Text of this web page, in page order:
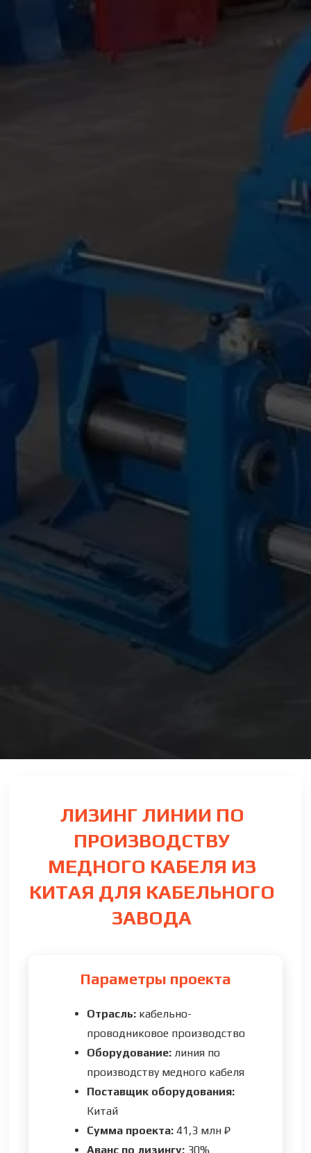
ЛИЗИНГ ЛИНИИ ПО
ПРОИЗВОДСТВУ
МЕДНОГО КАБЕЛЯ ИЗ
КИТАЯ ДЛЯ КАБЕЛЬНОГО
ЗАВОДА
Параметры проекта
Отрасль: кабельно-
проводниковое производство
Оборудование: линия по
производству медного кабеля
Поставщик оборудования:
Китай
Сумма проекта: 41,3 млн ₽
Аванс по лизингу: 30%